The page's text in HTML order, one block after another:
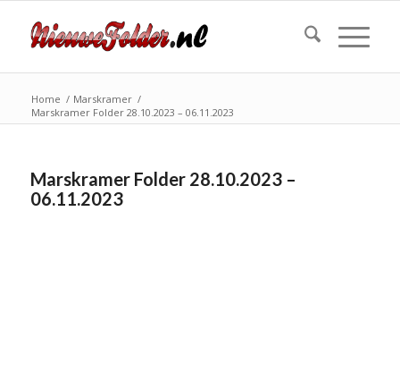
Home / Marskramer /
Marskramer Folder 28.10.2023 – 06.11.2023
Marskramer Folder 28.10.2023 –
06.11.2023